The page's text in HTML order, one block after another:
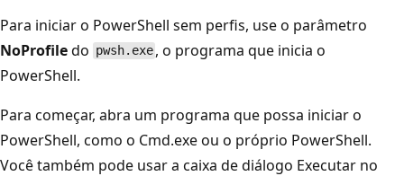
Para iniciar o PowerShell sem perfis, use o parâmetro
NoProfiledo pwsh.exe , o programa que inicia o
PowerShell.
Para começar, abra um programa que possa iniciar o
PowerShell, como o Cmd.exe ou o próprio PowerShell.
Você também pode usar a caixa de diálogo Executar no